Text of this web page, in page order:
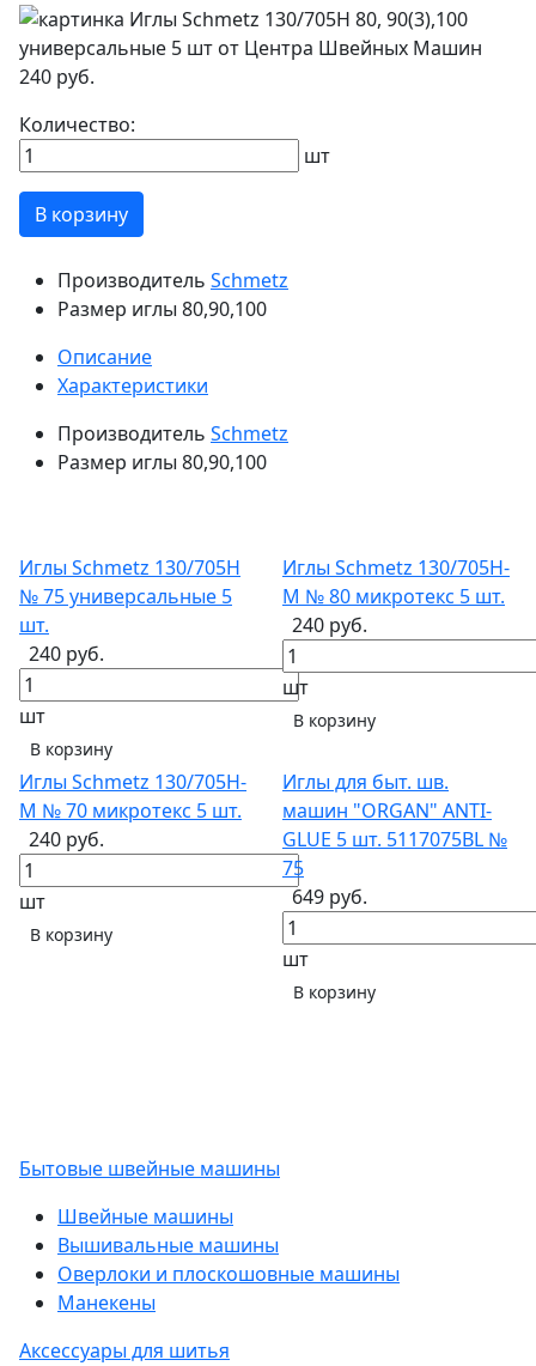
240 руб.
Количество:
шт
В корзину
Производитель Schmetz
Размер иглы 80,90,100
Описание
Характеристики
Производитель Schmetz
Размер иглы 80,90,100
Иглы Schmetz 130/705H
№ 75 универсальные 5
шт.
240 руб.
шт
В корзину
Иглы Schmetz 130/705H-
M № 80 микротекс 5 шт.
240 руб.
шт
В корзину
Иглы Schmetz 130/705H-
M № 70 микротекс 5 шт.
240 руб.
шт
В корзину
Иглы для быт. шв.
машин "ORGAN" ANTI-
GLUE 5 шт. 5117075BL №
75
649 руб.
шт
В корзину
Бытовые швейные машины
Швейные машины
Вышивальные машины
Оверлоки и плоскошовные машины
Манекены
Аксессуары для шитья